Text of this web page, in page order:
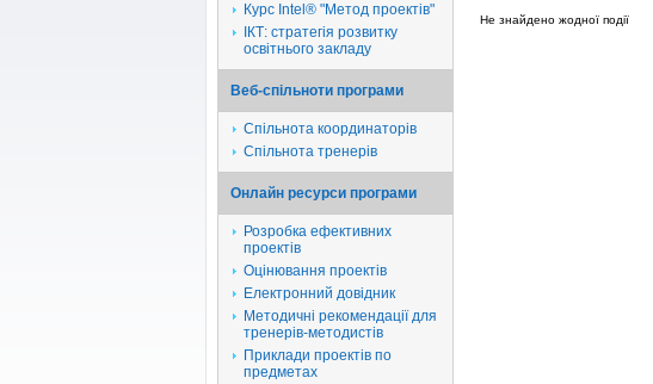
Курс Intel® "Метод проектів"
ІКТ: стратегія розвитку
освітнього закладу
Веб-спільноти програми
Спільнота координаторів
Спільнота тренерів
Онлайн ресурси програми
Розробка ефективних
проектів
Оцінювання проектів
Електронний довідник
Методичні рекомендації для
тренерів-методистів
Приклади проектів по
предметах
Не знайдено жодної події